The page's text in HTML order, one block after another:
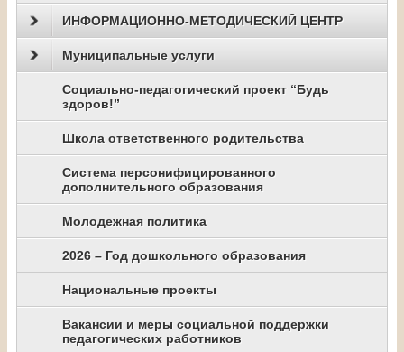
ИНФОРМАЦИОННО-МЕТОДИЧЕСКИЙ ЦЕНТР
Муниципальные услуги
Социально-педагогический проект “Будь
здоров!”
Школа ответственного родительства
Система персонифицированного
дополнительного образования
Молодежная политика
2026 – Год дошкольного образования
Национальные проекты
Вакансии и меры социальной поддержки
педагогических работников